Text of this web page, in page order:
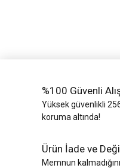
%100 Güvenli
Yüksek güvenlikli
koruma altında!
Ürün İade ve
Memnun